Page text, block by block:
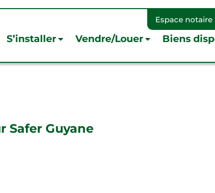
S’installer Vendre/Louer Biens
Espace notaire
Safer Guyane